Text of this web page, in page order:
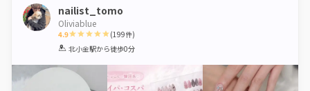
nailist_tomo
Oliviablue
4.9
1 2 3 4 5
(199件)
北小金駅から徒歩0分